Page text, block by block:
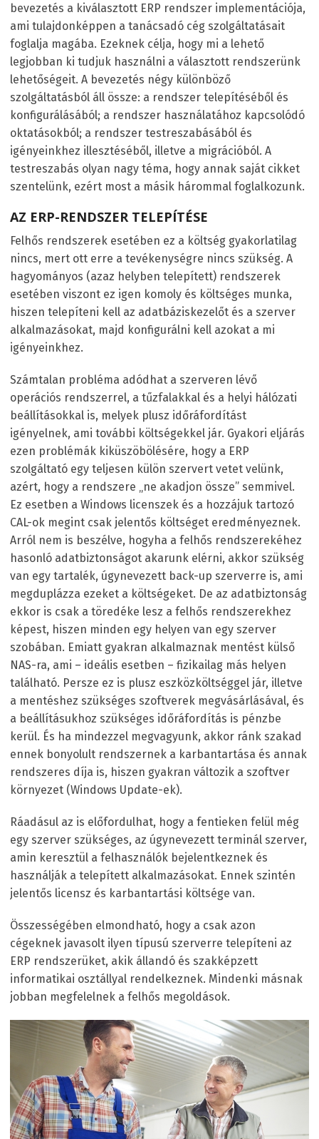
bevezetés a kiválasztott ERP rendszer implementációja,
ami tulajdonképpen a tanácsadó cég szolgáltatásait
foglalja magába. Ezeknek célja, hogy mi a lehető
legjobban ki tudjuk használni a választott rendszerünk
lehetőségeit. A bevezetés négy különböző
szolgáltatásból áll össze: a rendszer telepítéséből és
konfigurálásából; a rendszer használatához kapcsolódó
oktatásokból; a rendszer testreszabásából és
igényeinkhez illesztéséből, illetve a migrációból. A
testreszabás olyan nagy téma, hogy annak saját cikket
szentelünk, ezért most a másik hárommal foglalkozunk.
AZ ERP-RENDSZER TELEPÍTÉSE
Felhős rendszerek esetében ez a költség gyakorlatilag
nincs, mert ott erre a tevékenységre nincs szükség. A
hagyományos (azaz helyben telepített) rendszerek
esetében viszont ez igen komoly és költséges munka,
hiszen telepíteni kell az adatbáziskezelőt és a szerver
alkalmazásokat, majd konfigurálni kell azokat a mi
igényeinkhez.
Számtalan probléma adódhat a szerveren lévő
operációs rendszerrel, a tűzfalakkal és a helyi hálózati
beállításokkal is, melyek plusz időráfordítást
igényelnek, ami további költségekkel jár. Gyakori eljárás
ezen problémák kiküszöbölésére, hogy a ERP
szolgáltató egy teljesen külön szervert vetet velünk,
azért, hogy a rendszere „ne akadjon össze” semmivel.
Ez esetben a Windows licenszek és a hozzájuk tartozó
CAL-ok megint csak jelentős költséget eredményeznek.
Arról nem is beszélve, hogyha a felhős rendszerekéhez
hasonló adatbiztonságot akarunk elérni, akkor szükség
van egy tartalék, úgynevezett back-up szerverre is, ami
megduplázza ezeket a költségeket. De az adatbiztonság
ekkor is csak a töredéke lesz a felhős rendszerekhez
képest, hiszen minden egy helyen van egy szerver
szobában. Emiatt gyakran alkalmaznak mentést külső
NAS-ra, ami – ideális esetben – fizikailag más helyen
található. Persze ez is plusz eszközköltséggel jár, illetve
a mentéshez szükséges szoftverek megvásárlásával, és
a beállításukhoz szükséges időráfordítás is pénzbe
kerül. És ha mindezzel megvagyunk, akkor ránk szakad
ennek bonyolult rendszernek a karbantartása és annak
rendszeres díja is, hiszen gyakran változik a szoftver
környezet (Windows Update-ek).
Ráadásul az is előfordulhat, hogy a fentieken felül még
egy szerver szükséges, az úgynevezett terminál szerver,
amin keresztül a felhasználók bejelentkeznek és
használják a telepített alkalmazásokat. Ennek szintén
jelentős licensz és karbantartási költsége van.
Összességében elmondható, hogy a csak azon
cégeknek javasolt ilyen típusú szerverre telepíteni az
ERP rendszerüket, akik állandó és szakképzett
informatikai osztállyal rendelkeznek. Mindenki másnak
jobban megfelelnek a felhős megoldások.